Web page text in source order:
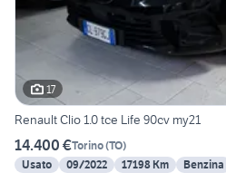
17
Renault Clio 1.0 tce Life 90cv my21
14.400 €Torino(TO)
Usato
09/2022 17198 Km Benzina